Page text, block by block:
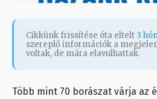
Cikkünk frissítése óta eltelt 3
szereplő információk a
voltak, de mára elavulhattak.
Több mint 70 borászat várja az